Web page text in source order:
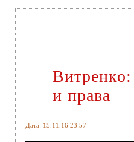
и права
Дата: 15.11.16 23:57